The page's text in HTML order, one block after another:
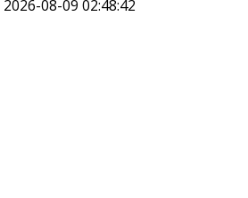
2026-08-09 02:48:42